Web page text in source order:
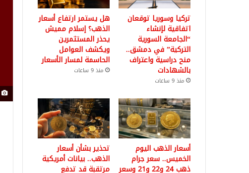
تركيا وسوريا توقعان
اتفاقية لإنشاء
“الجامعة السورية
التركية” في دمشق..
منح دراسية واعتراف
بالشهادات
منذ 9 ساعات
هل يستمر ارتفاع أسعار
الذهب؟ إسلام مميش
يحذر المستثمرين
ويكشف العوامل
الحاسمة لمسار الأسعار
منذ 9 ساعات
أسعار الذهب اليوم
الخميس.. سعر جرام
ذهب 24 و22 و21 وسعر
تحذير بشأن أسعار
الذهب.. بيانات أمريكية
مرتقبة قد تدفع